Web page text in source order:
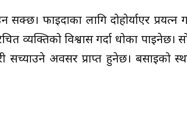
फाइदाका लागि दोहोर्याएर प्रयत्न
व्यक्तिको विश्वास गर्दा धोका पाइनेछ।
अवसर प्राप्त हुनेछ। बसाइको